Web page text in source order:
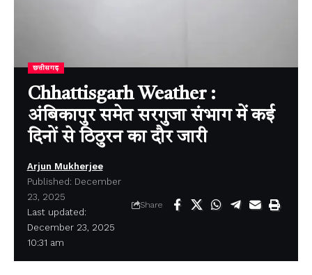
छत्तीसगढ़
Chhattisgarh Weather :
अंबिकापुर समेत सरगुजा संभाग में कई
दिनों से ठिठुरन का दौर जारी
Last updated:
December 23, 2025
10:31 am
Arjun Mukherjee
Published: December
23, 2025
Share